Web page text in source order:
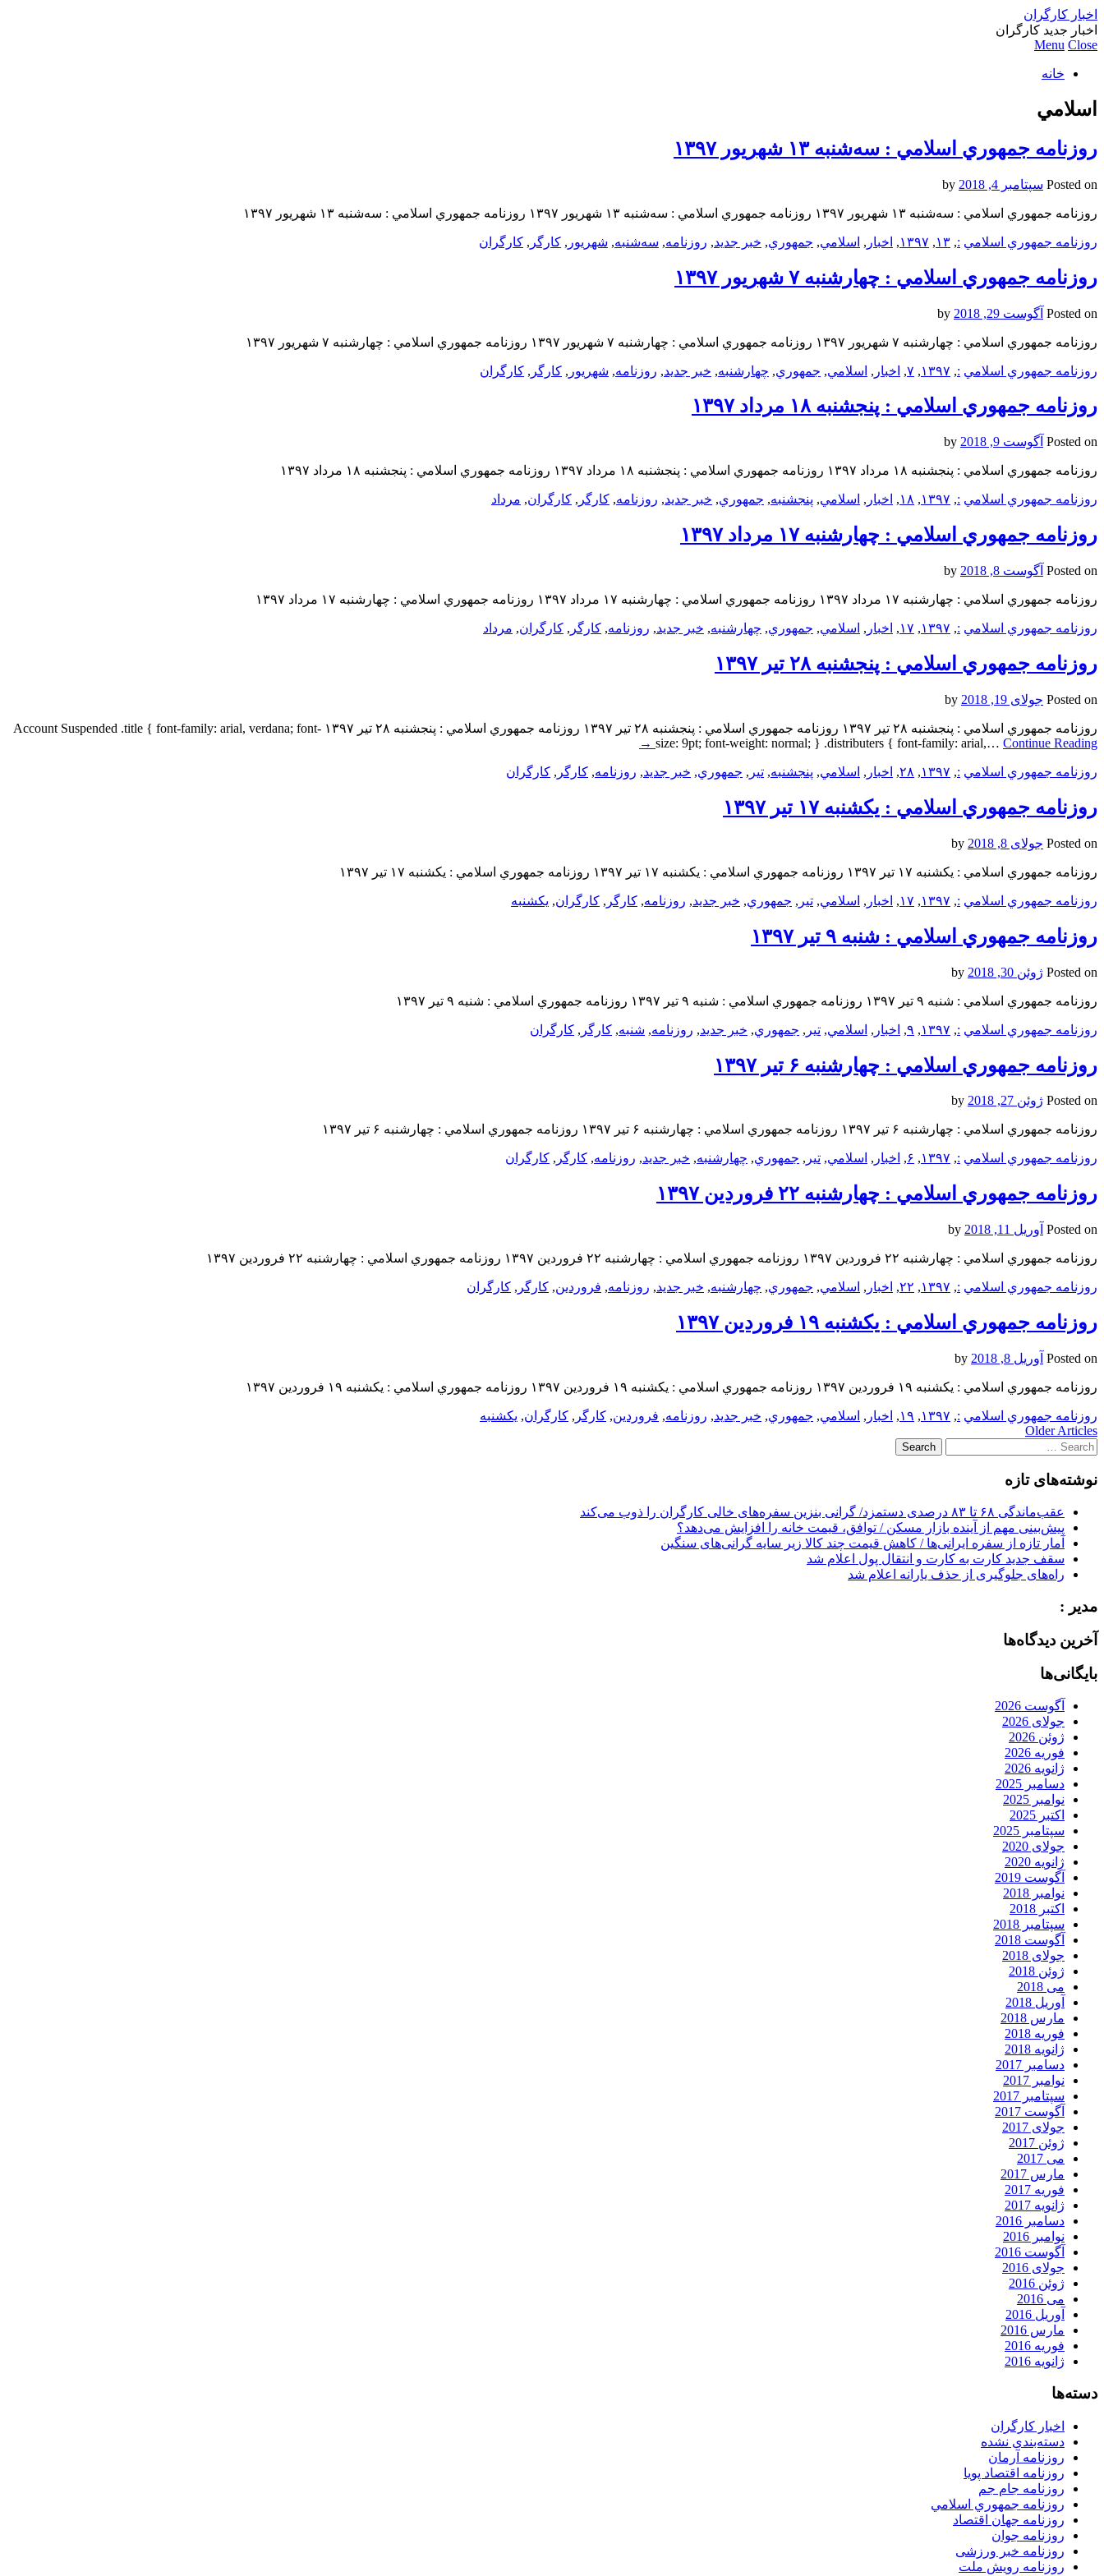
اخبار کارگران
اخبار جدید کارگران
Menu Close
خانه
اسلامي
روزنامه جمهوري اسلامي : سه‌شنبه ۱۳ شهريور ۱۳۹۷
Posted on سپتامبر 4, 2018
روزنامه جمهوري اسلامي : سه‌شنبه ۱۳ شهريور ۱۳۹۷ روزنامه جمهوري اسلامي : سه‌شنبه ۱۳ شهريور ۱۳۹۷ روزنامه جمهوري اسلامي : سه‌شنبه ۱۳ شهريور ۱۳۹۷
روزنامه جمهوري اسلامي :
, ۱۳, ۱۳۹۷, اخبار , اسلامي, جمهوري, خبر جدید, روزنامه, سه‌شنبه, شهريور , کارگر , کارگران
روزنامه جمهوري اسلامي : چهارشنبه ۷ شهريور ۱۳۹۷
Posted on آگوست 29, 2018
روزنامه جمهوري اسلامي : چهارشنبه ۷ شهريور ۱۳۹۷ روزنامه جمهوري اسلامي : چهارشنبه ۷ شهريور ۱۳۹۷ روزنامه جمهوري اسلامي : چهارشنبه ۷ شهريور ۱۳۹۷
روزنامه جمهوري اسلامي :
, ۱۳۹۷, ۷, اخبار , اسلامي, جمهوري, چهارشنبه, خبر جدید, روزنامه, شهريور , کارگر , کارگران
روزنامه جمهوري اسلامي : پنجشنبه ۱۸ مرداد ۱۳۹۷
Posted on آگوست 9, 2018
روزنامه جمهوري اسلامي : پنجشنبه ۱۸ مرداد ۱۳۹۷ روزنامه جمهوري اسلامي : پنجشنبه ۱۸ مرداد ۱۳۹۷ روزنامه جمهوري اسلامي : پنجشنبه ۱۸ مرداد ۱۳۹۷
روزنامه جمهوري اسلامي :
, ۱۳۹۷, ۱۸, اخبار , اسلامي, پنجشنبه, جمهوري, خبر جدید, روزنامه, کارگر , کارگران, مرداد
روزنامه جمهوري اسلامي : چهارشنبه ۱۷ مرداد ۱۳۹۷
Posted on آگوست 8, 2018
روزنامه جمهوري اسلامي : چهارشنبه ۱۷ مرداد ۱۳۹۷ روزنامه جمهوري اسلامي : چهارشنبه ۱۷ مرداد ۱۳۹۷ روزنامه جمهوري اسلامي : چهارشنبه ۱۷ مرداد ۱۳۹۷
روزنامه جمهوري اسلامي :
, ۱۳۹۷, ۱۷, اخبار , اسلامي, جمهوري, چهارشنبه, خبر جدید, روزنامه, کارگر , کارگران, مرداد
روزنامه جمهوري اسلامي : پنجشنبه ۲۸ تیر ۱۳۹۷
Posted on جولای 19, 2018
روزنامه جمهوري اسلامي : پنجشنبه ۲۸ تیر ۱۳۹۷ روزنامه جمهوري اسلامي : پنجشنبه ۲۸ تیر ۱۳۹۷ روزنامه جمهوري اسلامي : پنجشنبه ۲۸ تیر ۱۳۹۷ Account Suspended .title { font-family: arial, verdana; font-
size: 9pt; font-weight: normal; } .distributers { font-family: arial,… Continue Reading
→
روزنامه جمهوري اسلامي :
, ۱۳۹۷, ۲۸, اخبار , اسلامي, پنجشنبه, تیر , جمهوري, خبر جدید, روزنامه, کارگر , کارگران
روزنامه جمهوري اسلامي : یکشنبه‌ ۱۷ تیر ۱۳۹۷
Posted on جولای 8, 2018
روزنامه جمهوري اسلامي : یکشنبه‌ ۱۷ تیر ۱۳۹۷ روزنامه جمهوري اسلامي : یکشنبه‌ ۱۷ تیر ۱۳۹۷ روزنامه جمهوري اسلامي : یکشنبه‌ ۱۷ تیر ۱۳۹۷
روزنامه جمهوري اسلامي :
, ۱۳۹۷, ۱۷, اخبار , اسلامي, تیر , جمهوري, خبر جدید, روزنامه, کارگر , کارگران, یکشنبه‌
روزنامه جمهوري اسلامي : شنبه ۹ تیر ۱۳۹۷
Posted on ژوئن 30, 2018
روزنامه جمهوري اسلامي : شنبه ۹ تیر ۱۳۹۷ روزنامه جمهوري اسلامي : شنبه ۹ تیر ۱۳۹۷ روزنامه جمهوري اسلامي : شنبه ۹ تیر ۱۳۹۷
روزنامه جمهوري اسلامي :
, ۱۳۹۷, ۹, اخبار , اسلامي, تیر , جمهوري, خبر جدید, روزنامه, شنبه, کارگر , کارگران
روزنامه جمهوري اسلامي : چهارشنبه ۶ تیر ۱۳۹۷
Posted on ژوئن 27, 2018
روزنامه جمهوري اسلامي : چهارشنبه ۶ تیر ۱۳۹۷ روزنامه جمهوري اسلامي : چهارشنبه ۶ تیر ۱۳۹۷ روزنامه جمهوري اسلامي : چهارشنبه ۶ تیر ۱۳۹۷
روزنامه جمهوري اسلامي :
, ۱۳۹۷, ۶, اخبار , اسلامي, تیر , جمهوري, چهارشنبه, خبر جدید, روزنامه, کارگر , کارگران
روزنامه جمهوري اسلامي : چهارشنبه ۲۲ فروردين ۱۳۹۷
Posted on آوریل 11, 2018
روزنامه جمهوري اسلامي : چهارشنبه ۲۲ فروردين ۱۳۹۷ روزنامه جمهوري اسلامي : چهارشنبه ۲۲ فروردين ۱۳۹۷ روزنامه جمهوري اسلامي : چهارشنبه ۲۲ فروردين ۱۳۹۷
روزنامه جمهوري اسلامي :
, ۱۳۹۷, ۲۲, اخبار , اسلامي, جمهوري, چهارشنبه, خبر جدید, روزنامه, فروردين, کارگر , کارگران
روزنامه جمهوري اسلامي : یکشنبه‌ ۱۹ فروردين ۱۳۹۷
Posted on آوریل 8, 2018
روزنامه جمهوري اسلامي : یکشنبه‌ ۱۹ فروردين ۱۳۹۷ روزنامه جمهوري اسلامي : یکشنبه‌ ۱۹ فروردين ۱۳۹۷ روزنامه جمهوري اسلامي : یکشنبه‌ ۱۹ فروردين ۱۳۹۷
روزنامه جمهوري اسلامي :
, ۱۳۹۷, ۱۹, اخبار , اسلامي, جمهوري, خبر جدید, روزنامه, فروردين, کارگر , کارگران, یکشنبه‌
Post
navigation
Older Articles
Search
for:
نوشته‌های تازه
عقب‌ماندگی ۶۸ تا ۸۳ درصدی دستمزد/ گرانی بنزین سفره‌های خالی کارگران را ذوب می‌کند
پیش‌بینی مهم از آینده بازار مسکن / توافق، قیمت خانه را افزایش می‌دهد؟
آمار تازه از سفره ایرانی‌ها / کاهش قیمت چند کالا زیر سایه گرانی‌های سنگین
سقف جدید کارت به کارت و انتقال پول اعلام شد
راه‌های جلوگیری از حذف یارانه اعلام شد
مدیر :
آخرین دیدگاه‌ها
بایگانی‌ها
آگوست 2026
جولای 2026
ژوئن 2026
فوریه 2026
ژانویه 2026
دسامبر 2025
نوامبر 2025
اکتبر 2025
سپتامبر 2025
جولای 2020
ژانویه 2020
آگوست 2019
نوامبر 2018
اکتبر 2018
سپتامبر 2018
آگوست 2018
جولای 2018
ژوئن 2018
می 2018
آوریل 2018
مارس 2018
فوریه 2018
ژانویه 2018
دسامبر 2017
نوامبر 2017
سپتامبر 2017
آگوست 2017
جولای 2017
ژوئن 2017
می 2017
مارس 2017
فوریه 2017
ژانویه 2017
دسامبر 2016
نوامبر 2016
آگوست 2016
جولای 2016
ژوئن 2016
می 2016
آوریل 2016
مارس 2016
فوریه 2016
ژانویه 2016
دسته‌ها
اخبار کارگران
دسته‌بندی نشده
روزنامه آرمان
روزنامه اقتصاد پویا
روزنامه جام جم
روزنامه جمهوري اسلامي
روزنامه جهان اقتصاد
روزنامه جوان
روزنامه خبر ورزشى
روزنامه رویش ملت